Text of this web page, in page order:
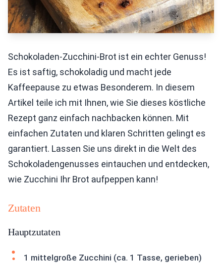
Schokoladen-Zucchini-Brot ist ein echter Genuss!
Es ist saftig, schokoladig und macht jede
Kaffeepause zu etwas Besonderem. In diesem
Artikel teile ich mit Ihnen, wie Sie dieses köstliche
Rezept ganz einfach nachbacken können. Mit
einfachen Zutaten und klaren Schritten gelingt es
garantiert. Lassen Sie uns direkt in die Welt des
Schokoladengenusses eintauchen und entdecken,
wie Zucchini Ihr Brot aufpeppen kann!
Zutaten
Hauptzutaten
1 mittelgroße Zucchini (ca. 1 Tasse, gerieben)